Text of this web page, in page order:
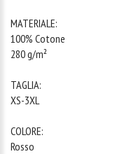
MATERIALE:
100% Cotone
280 g/m²
TAGLIA:
XS-3XL
COLORE:
Rosso